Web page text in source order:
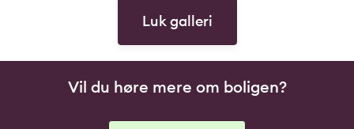
Luk galleri
Vil du høre mere om boligen?